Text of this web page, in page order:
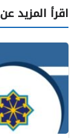
اقرأ المزيد عن